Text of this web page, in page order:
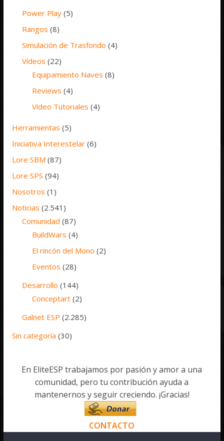
Power Play (5)
Rangos (8)
Simulación de Trasfondo (4)
Vídeos (22)
Equipamiento Naves (8)
Reviews (4)
Video Tutoriales (4)
Herramientas (5)
Iniciativa Interestelar (6)
Lore SBM (87)
Lore SPS (94)
Nosotros (1)
Noticias (2.541)
Comunidad (87)
BuildWars (4)
El rincón del Mono (2)
Eventos (28)
Desarrollo (144)
Conceptart (2)
Galnet ESP (2.285)
Sin categoría (30)
En EliteESP trabajamos por pasión y amor a una
comunidad, pero tu contribución ayuda a
mantenernos y seguir creciendo. ¡Gracias!
CONTACTO